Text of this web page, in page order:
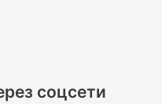
соцсети